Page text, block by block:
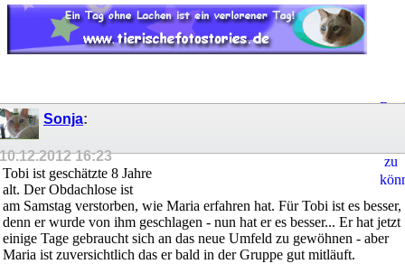
zu
Sonja:
10.12.201216:23
Tobi ist geschätzte 8 Jahre
alt. Der Obdachlose ist
am Samstag verstorben, wie Maria erfahren hat. Für Tobi ist es besser,
denn er wurde von ihm geschlagen - nun hat er es besser... Er hat jetzt
einige Tage gebraucht sich an das neue Umfeld zu gewöhnen - aber
Maria ist zuversichtlich das er bald in der Gruppe gut mitläuft.